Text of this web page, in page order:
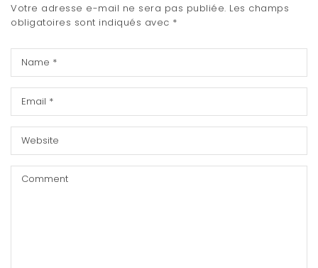
Votre adresse e-mail ne sera pas publiée. Les champs
obligatoires sont indiqués avec *